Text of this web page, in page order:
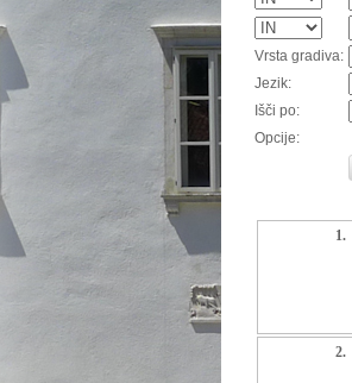
Vrsta gradiva:
Jezik:
Išči po:
Opcije:
1.
2.